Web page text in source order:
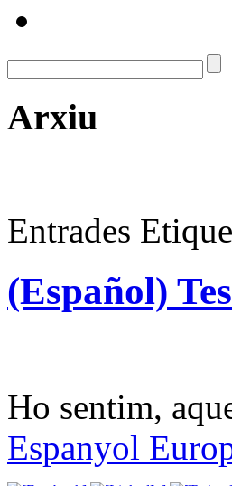
Arxiu
Entrades
(Español)
Ho sentim,
Espanyol